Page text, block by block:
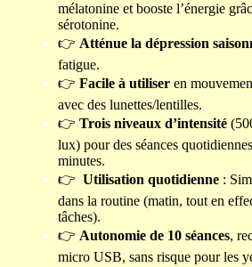
mélatonine et booste l’énergie
sérotonine.
👉 Atténue la dépression
fatigue.
👉 Facile à utiliser en
avec des lunettes/lentilles.
👉 Trois niveaux d’intensité
lux) pour des séances
minutes.
👉 Utilisation quotidienne :
dans la routine (matin, tout en
tâches).
👉 Autonomie de 10 séances,
micro USB, sans risque pour les